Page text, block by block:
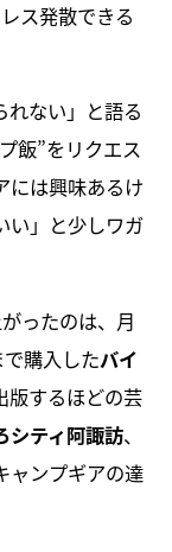
ス発散できる
れない」と語る
飯”をリクエス
には興味あるけ
い」と少しワガ
ったのは、月
購入したバイ
版するほどの芸
シティ阿諏訪、
ャンプギアの達